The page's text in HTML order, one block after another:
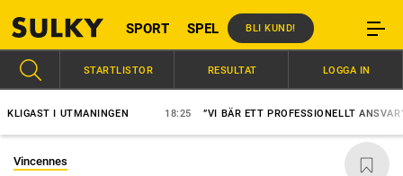
SPORT SPEL BLI KUND!
I UTMANINGEN ”VI BÄR ETT PROFESSIONELLT ANSVAR”
STARTLISTOR RESULTAT LOGGA IN
Vincennes